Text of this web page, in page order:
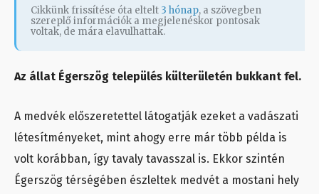
Cikkünk frissítése óta eltelt 3 hónap, a szövegben
szereplő információk a megjelenéskor pontosak
voltak, de mára elavulhattak.
Az állat Égerszög település külterületén bukkant fel.
A medvék előszeretettel látogatják ezeket a vadászati
létesítményeket, mint ahogy erre már több példa is
volt korábban, így tavaly tavasszal is. Ekkor szintén
Égerszög térségében észleltek medvét a mostani hely